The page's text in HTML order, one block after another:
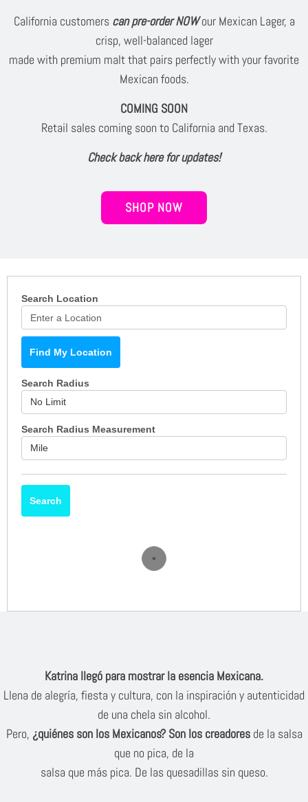
California customers can pre-order NOWour Mexican Lager, a
crisp, well-balanced lager
made with premium malt that pairs perfectly with your favorite
Mexican foods.
COMING SOON
Retail sales coming soon to California and Texas.
Check back here for updates!
SHOP NOW
Search Location
Find My Location
Search Radius
Search Radius Measurement
Search
Katrina llegó para mostrar la esencia Mexicana.
Llena de alegría, fiesta y cultura, con la inspiración y autenticidad
de una chela sin alcohol.
Pero, ¿quiénes son los Mexicanos? Son los creadoresde la salsa
que no pica, de la
salsa que más pica. De las quesadillas sin queso.